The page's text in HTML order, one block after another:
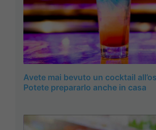
Avete mai bevuto un cocktail
Potete prepararlo anche in casa